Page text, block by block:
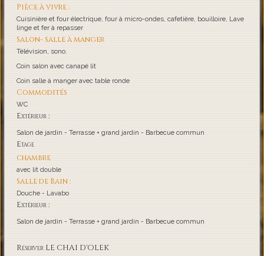
Pièce à vivre :
Cuisinière et four électrique, four à micro-ondes, cafetière, bouilloire, Lave
linge et fer à repasser
Salon- salle à manger
Télévision, sono.
Coin salon avec canapé lit
Coin salle à manger avec table ronde
Commodités
WC
Extérieur :
Salon de jardin - Terrasse + grand jardin - Barbecue commun
Etage
chambre
avec lit double
Salle de Bain :
Douche - Lavabo
Extérieur :
Salon de jardin - Terrasse + grand jardin - Barbecue commun
Réserver LE CHAI D'OLEK